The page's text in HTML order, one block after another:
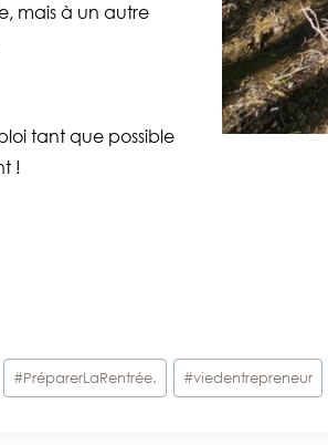
mais à un autre
tant que possible
!
#PréparerLaRentrée. #viedentrepreneur